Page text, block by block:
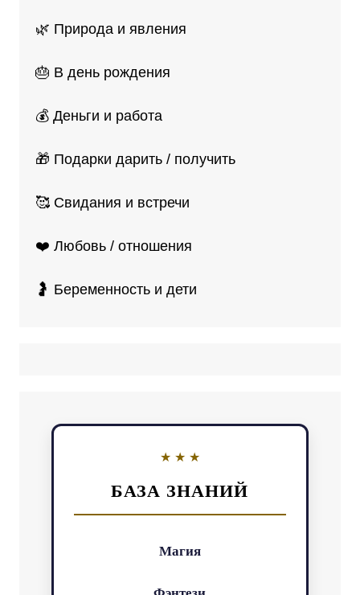
🌿 Природа и явления
🎂 В день рождения
💰 Деньги и работа
🎁 Подарки дарить / получить
🥰 Свидания и встречи
❤️ Любовь / отношения
🤰 Беременность и дети
БАЗА ЗНАНИЙ
Магия